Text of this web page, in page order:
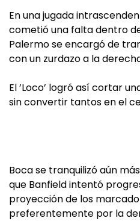
En una jugada
cometió una falta dentro
Palermo se encargó de
con un zurdazo a la
El ’Loco’ logró así cortar
sin convertir tantos en el
Boca se tranquilizó aún
que Banfield intentó
proyección de los
preferentemente por la